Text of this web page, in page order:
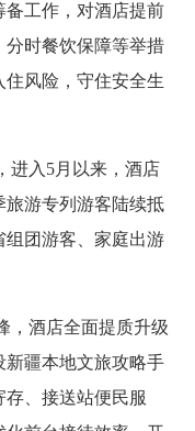
备工作，对酒店提前
分时餐饮保障等举措
风险，守住安全生
进入5月以来，酒店
旅游专列游客陆续抵
组团游客、家庭出游
，酒店全面提质升级
新疆本地文旅攻略手
、接送站便民服